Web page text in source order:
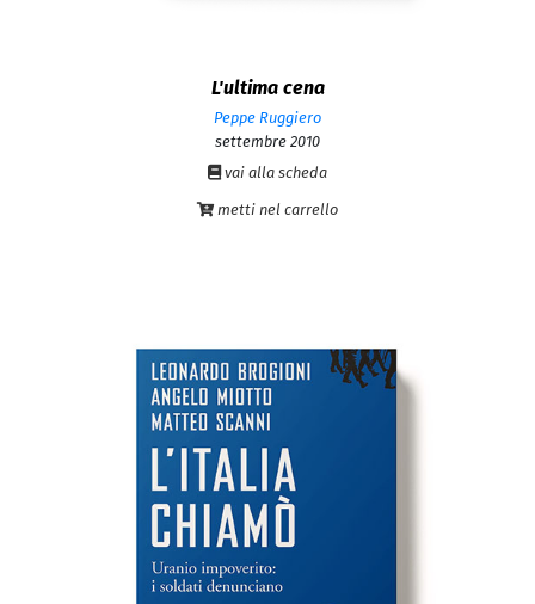
L'ultima cena
Peppe Ruggiero
settembre 2010
vai alla scheda
metti nel carrello